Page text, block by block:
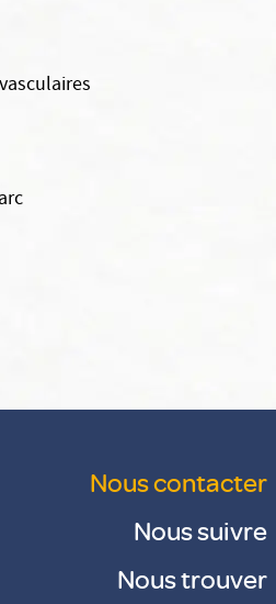
Nous contacter
Nous suivre
Nous trouver